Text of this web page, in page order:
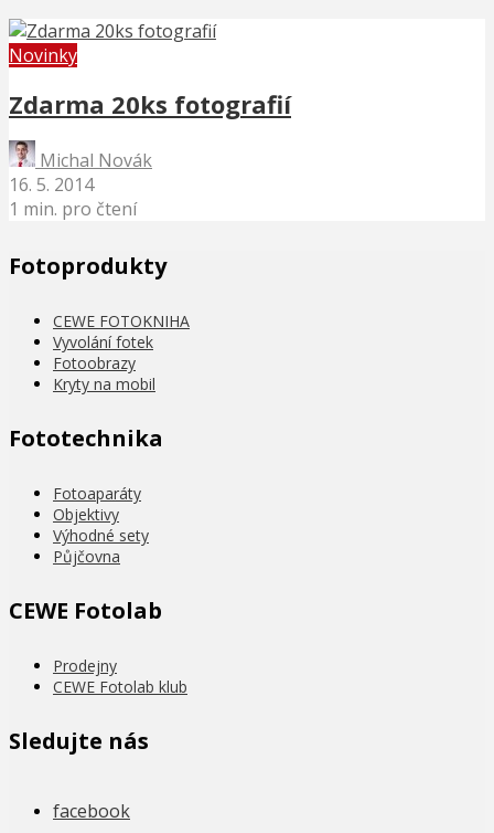
Novinky
Zdarma 20ks fotografií
Michal Novák
16. 5. 2014
1 min. pro čtení
Fotoprodukty
CEWE FOTOKNIHA
Vyvolání fotek
Fotoobrazy
Kryty na mobil
Fototechnika
Fotoaparáty
Objektivy
Výhodné sety
Půjčovna
CEWE Fotolab
Prodejny
CEWE Fotolab klub
Sledujte nás
facebook